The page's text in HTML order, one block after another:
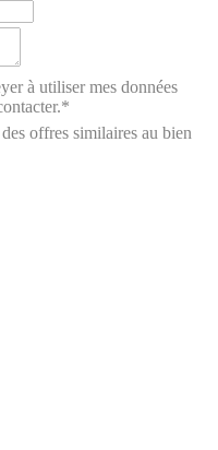
à utiliser mes données
offres similaires au bien